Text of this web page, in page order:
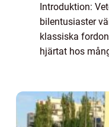
Introduktion:
bilentusiaster
klassiska
hjärtat hos